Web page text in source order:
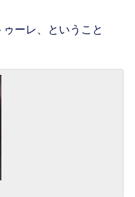
ーレ、ということ